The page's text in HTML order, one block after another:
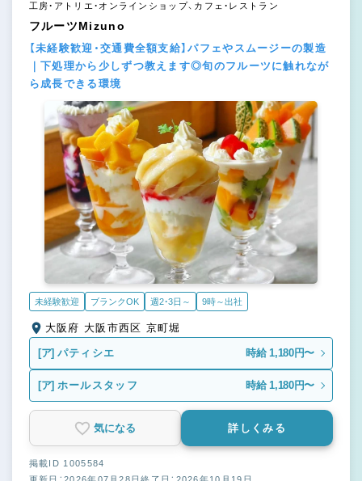
工房・アトリエ・オンラインショップ、カフェ・レストラン
フルーツMizuno
【未経験歓迎・交通費全額支給】パフェやスムージーの製造
｜下処理から少しずつ教えます◎旬のフルーツに触れなが
ら成長できる環境
未経験歓迎 ブランクOK 週2・3日～ 9時～出社
大阪府 大阪市西区 京町堀
[ア] パティシエ 時給 1,180円〜
[ア] ホールスタッフ 時給 1,180円〜
気になる 詳しくみる
掲載ID 1005584